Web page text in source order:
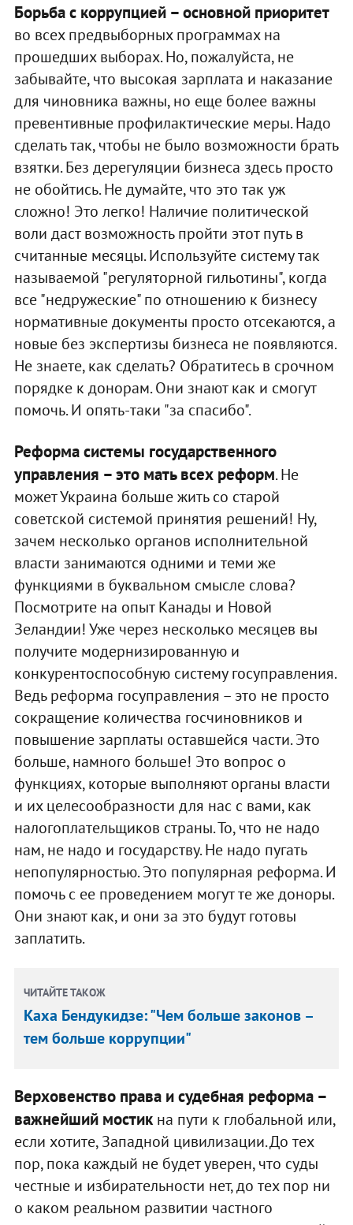
Борьба с коррупцией – основной приоритет
во всех предвыборных программах на
прошедших выборах. Но, пожалуйста, не
забывайте, что высокая зарплата и наказание
для чиновника важны, но еще более важны
превентивные профилактические меры. Надо
сделать так, чтобы не было возможности брать
взятки. Без дерегуляции бизнеса здесь просто
не обойтись. Не думайте, что это так уж
сложно! Это легко! Наличие политической
воли даст возможность пройти этот путь в
считанные месяцы. Используйте систему так
называемой "регуляторной гильотины", когда
все "недружеские" по отношению к бизнесу
нормативные документы просто отсекаются, а
новые без экспертизы бизнеса не появляются.
Не знаете, как сделать? Обратитесь в срочном
порядке к донорам. Они знают как и смогут
помочь. И опять-таки "за спасибо".
Реформа системы государственного
управления – это мать всех реформ. Не
может Украина больше жить со старой
советской системой принятия решений! Ну,
зачем несколько органов исполнительной
власти занимаются одними и теми же
функциями в буквальном смысле слова?
Посмотрите на опыт Канады и Новой
Зеландии! Уже через несколько месяцев вы
получите модернизированную и
конкурентоспособную систему госуправления.
Ведь реформа госуправления – это не просто
сокращение количества госчиновников и
повышение зарплаты оставшейся части. Это
больше, намного больше! Это вопрос о
функциях, которые выполняют органы власти
и их целесообразности для нас с вами, как
налогоплательщиков страны. То, что не надо
нам, не надо и государству. Не надо пугать
непопулярностью. Это популярная реформа. И
помочь с ее проведением могут те же доноры.
Они знают как, и они за это будут готовы
заплатить.
ЧИТАЙТЕ ТАКОЖ
Каха Бендукидзе: "Чем больше законов –
тем больше коррупции"
Верховенство права и судебная реформа –
важнейший мостикна пути к глобальной или,
если хотите, Западной цивилизации. До тех
пор, пока каждый не будет уверен, что суды
честные и избирательности нет, до тех пор ни
о каком реальном развитии частного